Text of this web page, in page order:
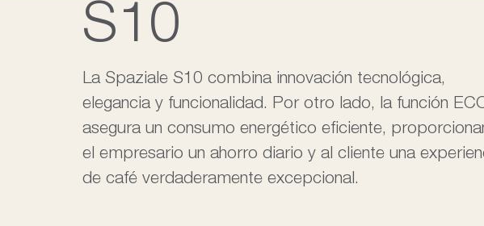
S10
La Spaziale S10 combina innovación tecnológica,
elegancia y funcionalidad. Por otro lado, la función
asegura un consumo energético eficiente,
el empresario un ahorro diario y al cliente una
de café verdaderamente excepcional.